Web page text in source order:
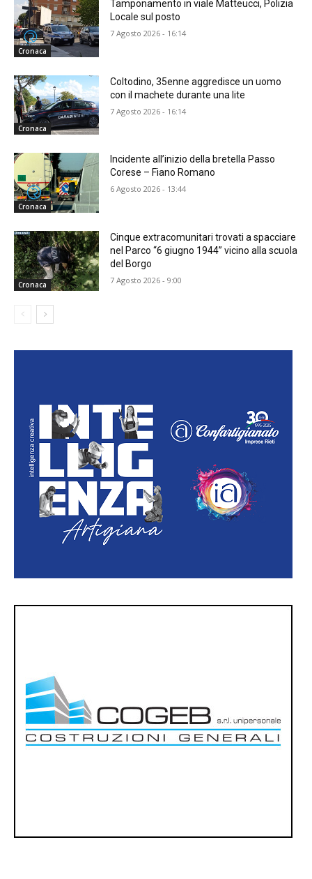
Cronaca
Tamponamento in viale Matteucci, Polizia
Locale sul posto
7 Agosto 2026 - 16:14
Cronaca
Coltodino, 35enne aggredisce un uomo
con il machete durante una lite
7 Agosto 2026 - 16:14
Cronaca
Incidente all’inizio della bretella Passo
Corese – Fiano Romano
6 Agosto 2026 - 13:44
Cronaca
Cinque extracomunitari trovati a spacciare
nel Parco “6 giugno 1944” vicino alla scuola
del Borgo
7 Agosto 2026 - 9:00